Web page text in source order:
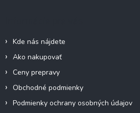
Kde nás nájdete
Ako nakupovať
Ceny prepravy
Obchodné podmienky
Podmienky ochrany osobných údajov